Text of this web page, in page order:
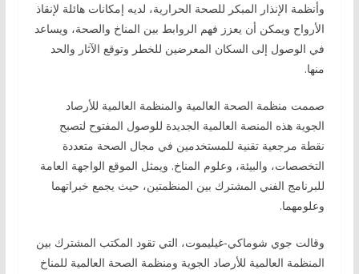
وأنظمة الإنذار المبكر للصحة الحرارية، لديه إمكانات هائلة لإنقاذ
الأرواح ويمكن أن يعزز فهم الروابط بين المناخ والصحة، ويساعد
في الوصول إلى السكان المعرضين للخطر وتوقع الآثار والحد
منها.
صممت منظمة الصحة العالمية والمنظمة العالمية للأرصاد
الجوية هذه المنصة العالمية الجديدة للوصول المفتوح لتصبح
نقطة مرجعية تقنية للمستخدمين في مجال الصحة متعددة
التخصصات، والبيئة، وعلوم المناخ. ويمثل الموقع الواجهة العامة
للبرنامج الفني المشترك بين المنظمتين، حيث يجمع خبراتهما
وعلومهما.
وقالت جوي شوماكي-غيليموت، التي تقود المكتب المشترك بين
المنظمة العالمية للأرصاد الجوية ومنظمة الصحة العالمية للمناخ